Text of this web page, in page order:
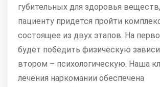
губительных для здоровья
пациенту придется пройти
состоящее из двух этапов. На
будет победить физическую
втором – психологическую. Наша
лечения наркомании обеспечена